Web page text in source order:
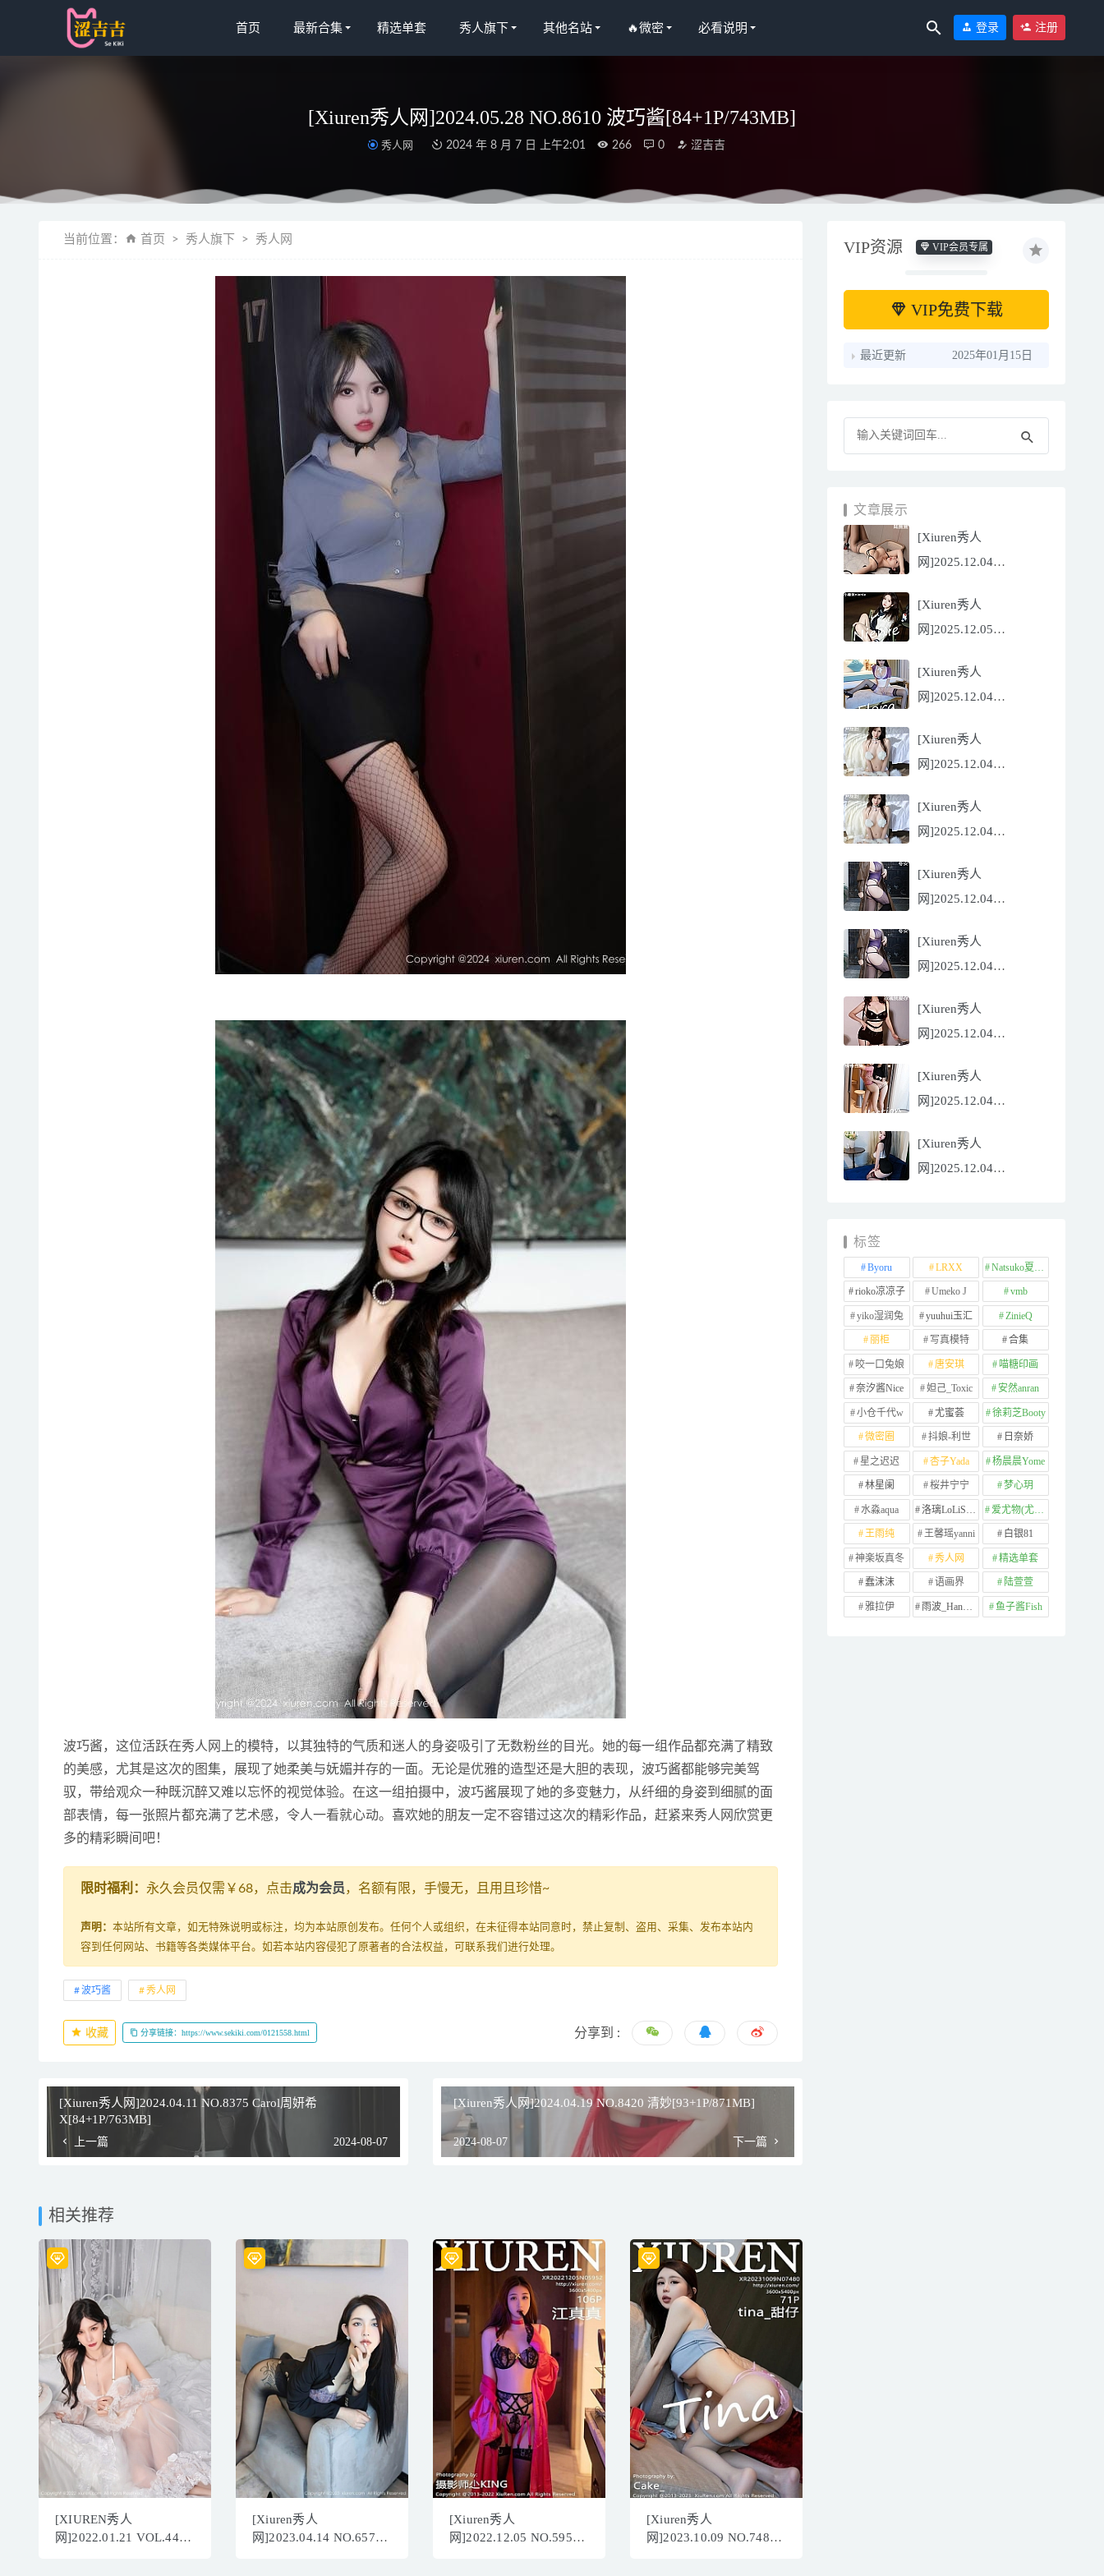
首页 最新合集 精选单套 秀人旗下 其他名站 🔥微密 必看说明 登录 注册
[Xiuren秀人网]2024.05.28 NO.8610 波巧酱[84+1P/743MB]
秀人网 2024 年 8 月 7 日 上午2:01 266 0 涩吉吉
当前位置： 首页 秀人旗下 秀人网
波巧酱，这位活跃在秀人网上的模特，以其独特的气质和迷人的身姿吸引了无数粉丝的目光。她的每一组作品都充满了精致
的美感，尤其是这次的图集，展现了她柔美与妩媚并存的一面。无论是优雅的造型还是大胆的表现，波巧酱都能够完美驾
驭，带给观众一种既沉醉又难以忘怀的视觉体验。在这一组拍摄中，波巧酱展现了她的多变魅力，从纤细的身姿到细腻的面
部表情，每一张照片都充满了艺术感，令人一看就心动。喜欢她的朋友一定不容错过这次的精彩作品，赶紧来秀人网欣赏更
多的精彩瞬间吧！
限时福利： 永久会员仅需￥68，点击成为会员，名额有限，手慢无，且用且珍惜~
声明： 本站所有文章，如无特殊说明或标注，均为本站原创发布。任何个人或组织，在未征得本站同意时，禁止复制、盗用、采集、发布本站内
容到任何网站、书籍等各类媒体平台。如若本站内容侵犯了原著者的合法权益，可联系我们进行处理。
波巧酱 秀人网
收藏 分享链接：https://www.sekiki.com/0121558.html 分享到 :
[Xiuren秀人网]2024.04.11 NO.8375 Carol周妍希
X[84+1P/763MB]
上一篇 2024-08-07
[Xiuren秀人网]2024.04.19 NO.8420 清妙[93+1P/871MB]
2024-08-07 下一篇
相关推荐
[XIUREN秀人
网]2022.01.21 VOL.4499
[Xiuren秀人
网]2023.04.14 NO.6576
[Xiuren秀人
网]2022.12.05 NO.5952
[Xiuren秀人
网]2023.10.09 NO.7480
VIP资源 VIP会员专属
VIP免费下载
最近更新 2025年01月15日
文章展示
[Xiuren秀人
网]2025.12.04
[81P/751.43MB]
[Xiuren秀人
网]2025.12.05
nienie[60P/642.39MB]
[Xiuren秀人
网]2025.12.04
Flora[81P/832.27MB]
[Xiuren秀人
网]2025.12.04
[56P/602.69MB]
[Xiuren秀人
网]2025.12.04
[56P/602.69MB]
[Xiuren秀人
网]2025.12.04
[71P/960.78MB]
[Xiuren秀人
网]2025.12.04
[71P/960.78MB]
[Xiuren秀人
网]2025.12.04
[86P/762.32MB]
[Xiuren秀人
网]2025.12.04
Well11[67P/745.99MB]
[Xiuren秀人
网]2025.12.04
标签
Byoru LRXX Natsuko夏夏子
rioko凉凉子 Umeko J vmb
yiko湿润兔 yuuhui玉汇 ZinieQ
丽柜 写真模特 合集
咬一口兔娘 唐安琪 喵糖印画
奈汐酱Nice 妲己_Toxic 安然anran
小仓千代w 尤蜜荟 徐莉芝Booty
微密圈 抖娘-利世 日奈娇
星之迟迟 杏子Yada 杨晨晨Yome
林星阑 桜井宁宁 梦心玥
水淼aqua 洛璃LoLiSAMA 爱尤物(尤果网)
王雨纯 王馨瑶yanni 白银81
神楽坂真冬 秀人网 精选单套
蠢沫沫 语画界 陆萱萱
雅拉伊 雨波_HaneAme 鱼子酱Fish
2022-12-12
[Ugirls尤果网]爱尤物 2021.10.31 No.2205 美幸baby[35P]
[Xiuren秀人网]2022.12.13 NO.5992 安然anran[80+1P／627MB]